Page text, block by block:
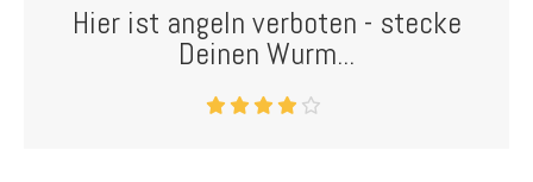
Hier ist angeln verboten - stecke
Deinen Wurm...